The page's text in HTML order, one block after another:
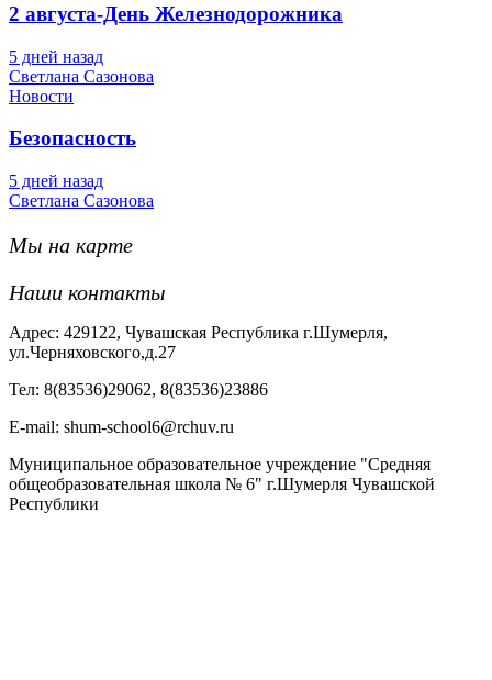
2 августа-День Железнодорожника
5 дней назад
Светлана Сазонова
Новости
Безопасность
5 дней назад
Светлана Сазонова
Мы на карте
Наши контакты
Адрес: 429122, Чувашская Республика г.Шумерля,
ул.Черняховского,д.27
Тел: 8(83536)29062, 8(83536)23886
Е-mail: shum-school6@rchuv.ru
Муниципальное образовательное учреждение "Средняя
общеобразовательная школа № 6" г.Шумерля Чувашской
Республики